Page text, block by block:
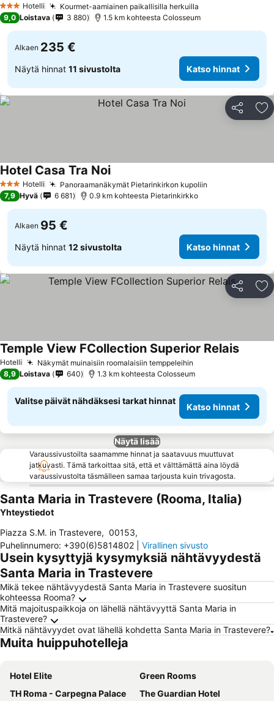
3 Tähtiluokitus
Hotelli Kourmet-aamiainen paikallisilla herkuilla
9,0 Loistava 3 880 1.5 km kohteesta Colosseum
Alkaen 235 €
Näytä hinnat 11 sivustolta Katso hinnat
Jaa
3 Tähtiluokitus
Hotelli Panoraamanäkymät Pietarinkirkon kupoliin
Hotel Casa Tra NoiKatso hinnat
7,9 Hyvä 6 681 0.9 km kohteesta Pietarinkirkko
Alkaen 95 €
Näytä hinnat 12 sivustolta Katso hinnat
Jaa
Hotelli Näkymät muinaisiin roomalaisiin temppeleihin
Temple View FCollection Superior RelaisKatso
8,9 Loistava 640 1.3 km kohteesta Colosseum
Valitse päivät nähdäksesi tarkat hinnat
Katso hinnat
Näytä lisää
Varaussivustoilta saamamme hinnat ja saatavuus muuttuvat
jatkuvasti. Tämä tarkoittaa sitä, että et välttämättä aina löydä
varaussivustolta täsmälleen samaa tarjousta kuin trivagosta.
Santa Maria in Trastevere (Rooma, Italia)
Yhteystiedot
Piazza S.M. in Trastevere, 00153,
Puhelinnumero: +390(6)5814802 Virallinen sivusto
Usein kysyttyjä kysymyksiä nähtävyydestä
Santa Maria in Trastevere
Mikä tekee nähtävyydestä Santa Maria in Trastevere suositun
kohteessa Rooma?
Mitä majoituspaikkoja on lähellä nähtävyyttä Santa Maria in
Trastevere?
Mitkä nähtävyydet ovat lähellä kohdetta Santa Maria in Trastevere?
Muita huippuhotelleja
Hotel Elite
Green Rooms
TH Roma - Carpegna Palace
The Guardian Hotel